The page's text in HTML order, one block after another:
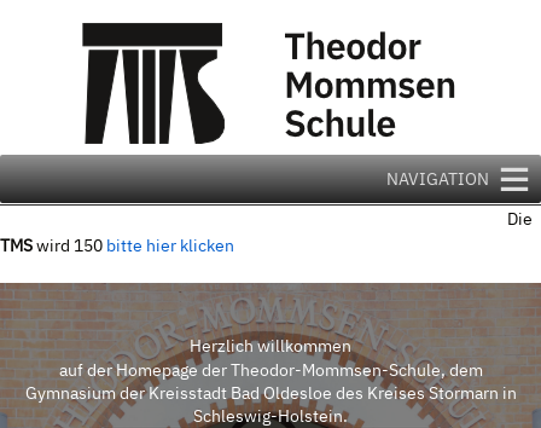
NAVIGATION
Die
TMSwird 150 bitte hier klicken
Herzlich willkommen
auf der Homepage der Theodor-Mommsen-Schule, dem
Gymnasium der Kreisstadt Bad Oldesloe des Kreises Stormarn in
Schleswig-Holstein.